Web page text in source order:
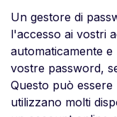
Un gestore di
l'accesso ai vostri
automaticamente
vostre password,
Questo può
utilizzano molti